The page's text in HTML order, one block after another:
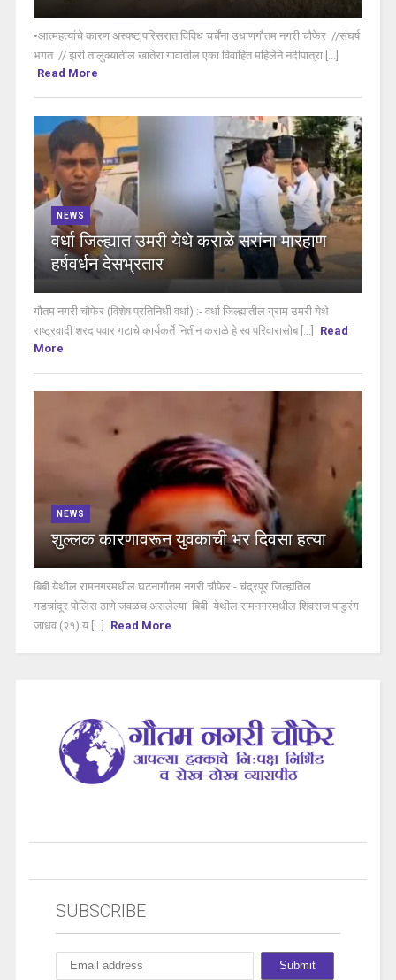
•आत्महत्यांचे कारण अस्पष्ट,परिसरात विविध चर्चेंना उधाणगौतम नगरी चौफेर //संघर्ष
भगत // झरी तालुक्यातील खातेरा गावातील एका विवाहित महिलेने नदीपात्रा [...]
Read More
NEWS
वर्धा जिल्ह्यात उमरी येथे कराळे सरांना मारहाण
हर्षवर्धन देसभ्रतार
गौतम नगरी चौफेर (विशेष प्रतिनिधी वर्धा) :- वर्धा जिल्ह्यातील ग्राम उमरी येथे
राष्ट्रवादी शरद पवार गटाचे कार्यकर्ते नितीन कराळे हे स्व परिवारासोब [...]
Read
More
NEWS
शुल्लक कारणावरून युवकाची भर दिवसा हत्या
बिबी येथील रामनगरमधील घटनागौतम नगरी चौफेर - चंद्रपूर जिल्ह्यतिल
गडचांदूर पोलिस ठाणे जवळच असलेल्या बिबी येथील रामनगरमधील शिवराज पांडुरंग
जाधव (२१) य [...]
Read More
SUBSCRIBE